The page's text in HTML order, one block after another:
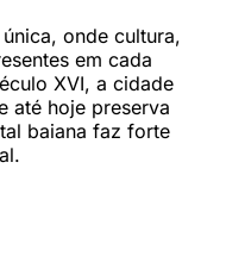
onde cultura,
em cada
XVI, a cidade
até hoje preserva
baiana faz forte